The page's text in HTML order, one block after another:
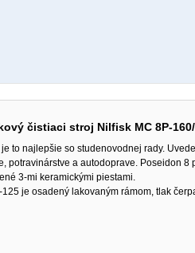
čistiaci stroj Nilfisk MC 8P-
to najlepšie so studenovodnej rady.
potravinárstve a autodoprave. Poseidon
3-mi keramickými piestami.
je osadený lakovaným rámom, tlak